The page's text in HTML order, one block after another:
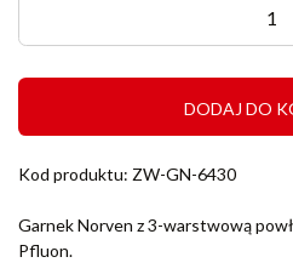
DODAJ DO
Kod produktu: ZW-GN-6430
Garnek Norven z 3-warstwową
Pfluon.